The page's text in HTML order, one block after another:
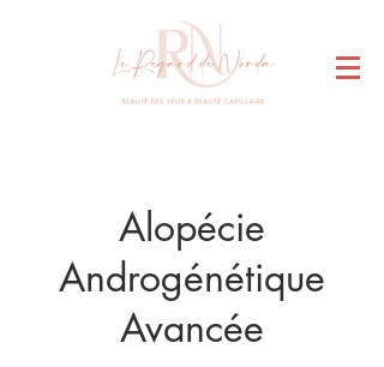
Alopécie
Androgénétique
Avancée